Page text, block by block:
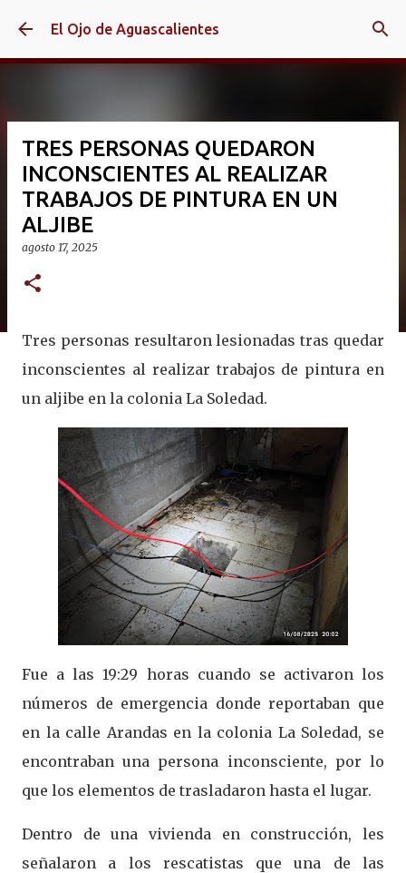
Ir al contenido principal
El Ojo de Aguascalientes
TRES PERSONAS QUEDARON
INCONSCIENTES AL REALIZAR
TRABAJOS DE PINTURA EN UN
ALJIBE
agosto 17, 2025
Tres personas resultaron lesionadas tras quedar
inconscientes al realizar trabajos de pintura en
un aljibe en la colonia La Soledad.
Fue a las 19:29 horas cuando se activaron los
números de emergencia donde reportaban que
en la calle Arandas en la colonia La Soledad, se
encontraban una persona inconsciente, por lo
que los elementos de trasladaron hasta el lugar.
Dentro de una vivienda en construcción, les
señalaron a los rescatistas que una de las